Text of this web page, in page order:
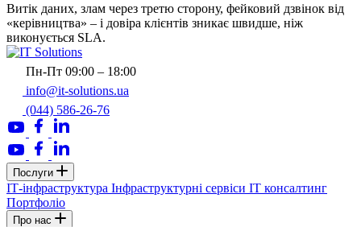
Витік даних, злам через третю сторону, фейковий дзвінок від
«керівництва» – і довіра клієнтів зникає швидше, ніж
виконується SLA.
Пн-Пт 09:00 – 18:00
info@it-solutions.ua
(044) 586-26-76
Послуги
ІТ-інфраструктура Інфраструктурні сервіси IT консалтинг
Портфоліо
Про нас